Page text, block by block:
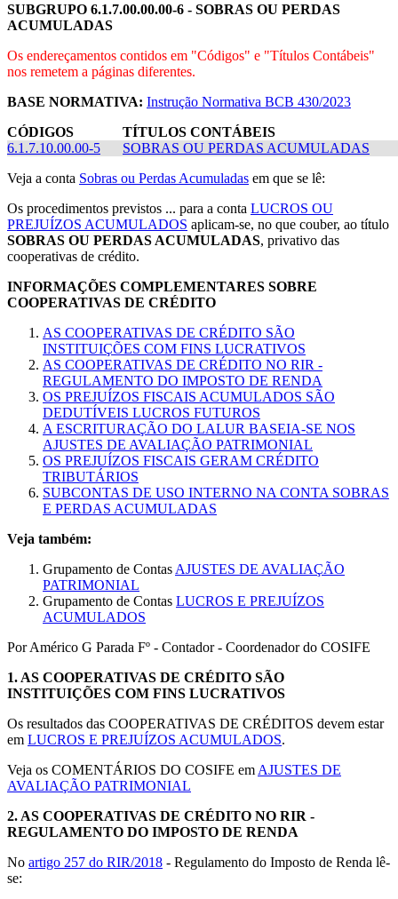
SUBGRUPO 6.1.7.00.00.00-6 - SOBRAS OU PERDAS
ACUMULADAS
Os endereçamentos contidos em "Códigos" e "Títulos Contábeis"
nos remetem a páginas diferentes.
BASE NORMATIVA: Instrução Normativa BCB 430/2023
CÓDIGOS
TÍTULOS CONTÁBEIS
6.1.7.10.00.00-5
SOBRAS OU PERDAS ACUMULADAS
Veja a conta Sobras ou Perdas Acumuladas em que se lê:
Os procedimentos previstos ... para a conta LUCROS OU
PREJUÍZOS ACUMULADOS aplicam-se, no que couber, ao título
SOBRAS OU PERDAS ACUMULADAS, privativo das
cooperativas de crédito.
INFORMAÇÕES COMPLEMENTARES SOBRE
COOPERATIVAS DE CRÉDITO
AS COOPERATIVAS DE CRÉDITO SÃO
INSTITUIÇÕES COM FINS LUCRATIVOS
AS COOPERATIVAS DE CRÉDITO NO RIR -
REGULAMENTO DO IMPOSTO DE RENDA
OS PREJUÍZOS FISCAIS ACUMULADOS SÃO
DEDUTÍVEIS LUCROS FUTUROS
A ESCRITURAÇÃO DO LALUR BASEIA-SE NOS
AJUSTES DE AVALIAÇÃO PATRIMONIAL
OS PREJUÍZOS FISCAIS GERAM CRÉDITO
TRIBUTÁRIOS
SUBCONTAS DE USO INTERNO NA CONTA SOBRAS
E PERDAS ACUMULADAS
Veja também:
Grupamento de Contas AJUSTES DE AVALIAÇÃO
PATRIMONIAL
Grupamento de Contas LUCROS E PREJUÍZOS
ACUMULADOS
Por Américo G Parada Fº - Contador - Coordenador do COSIFE
1. AS COOPERATIVAS DE CRÉDITO SÃO
INSTITUIÇÕES COM FINS LUCRATIVOS
Os resultados das COOPERATIVAS DE CRÉDITOS devem estar
em LUCROS E PREJUÍZOS ACUMULADOS.
Veja os COMENTÁRIOS DO COSIFE em AJUSTES DE
AVALIAÇÃO PATRIMONIAL
2. AS COOPERATIVAS DE CRÉDITO NO RIR -
REGULAMENTO DO IMPOSTO DE RENDA
No artigo 257 do RIR/2018 - Regulamento do Imposto de Renda lê-
se: